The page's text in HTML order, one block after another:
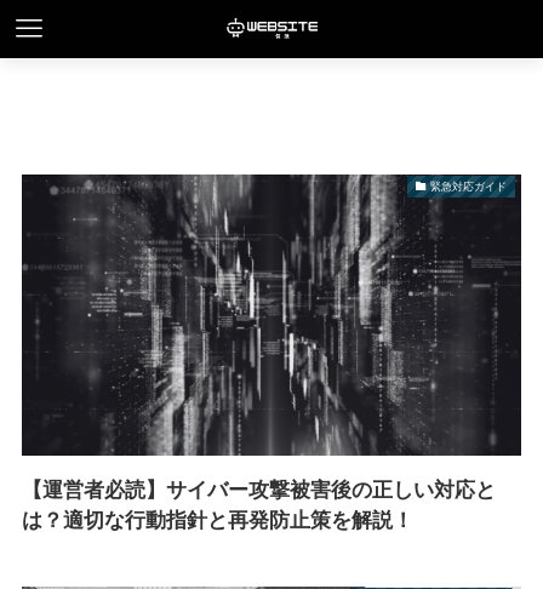
緊急対応ガイド
【運営者必読】サイバー攻撃被害後の正しい対応と
は？適切な行動指針と再発防止策を解説！